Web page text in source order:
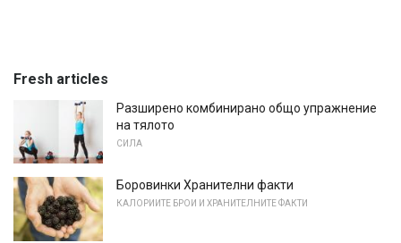
Fresh articles
Разширено комбинирано общо упражнение
на тялото
СИЛА
Боровинки Хранителни факти
КАЛОРИИТЕ БРОИ И ХРАНИТЕЛНИТЕ ФАКТИ